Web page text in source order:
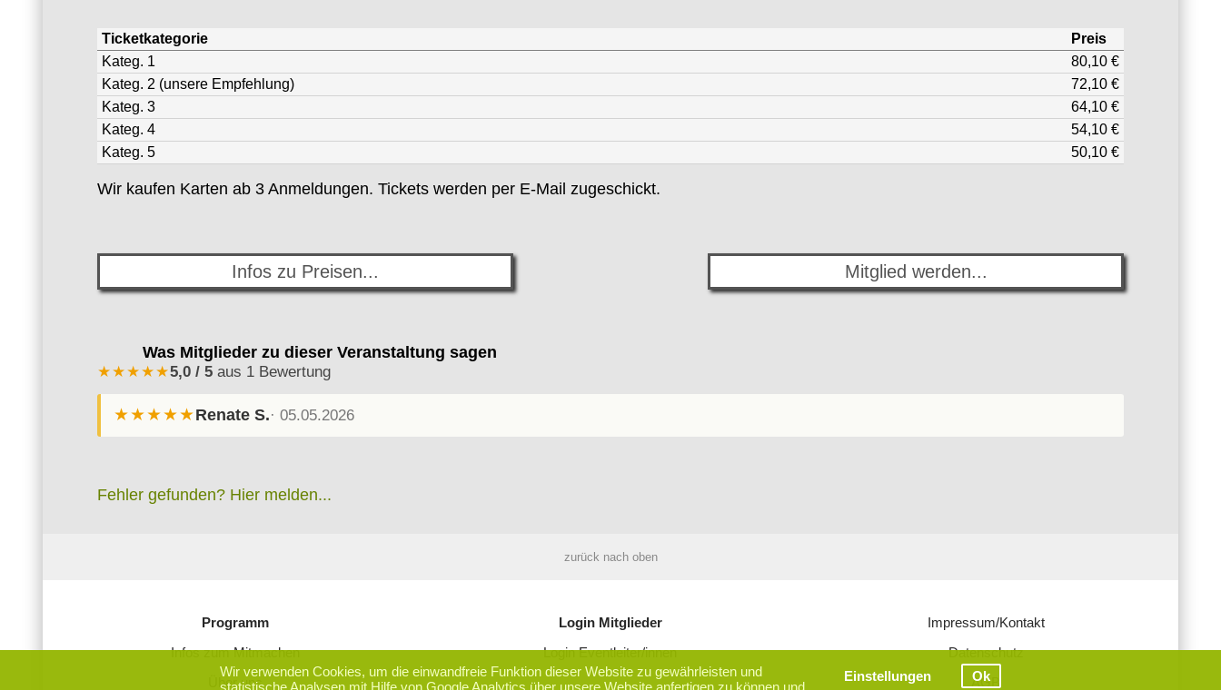
Ticketkategorie
Preis
Kateg. 1
80,10 €
Kateg. 2 (unsere Empfehlung)
72,10 €
Kateg. 3
64,10 €
Kateg. 4
54,10 €
Kateg. 5
50,10 €
Wir kaufen Karten ab 3 Anmeldungen. Tickets werden per E-Mail zugeschickt.
Infos zu Preisen... Mitglied werden...
Was Mitglieder zu dieser Veranstaltung sagen
★★★★★5,0 / 5 aus 1 Bewertung
★★★★★Renate S.· 05.05.2026
Fehler gefunden? Hier melden...
zurück nach oben
Programm
Infos zum Mitmachen
Über uns
Login Mitglieder
Login Eventleiter/innen
Impressum/Kontakt
Datenschutz
AGB
Wir verwenden Cookies, um die einwandfreie Funktion dieser Website zu gewährleisten und
statistische Analysen mit Hilfe von Google Analytics über unsere Website anfertigen zu können und
Einstellungen Ok